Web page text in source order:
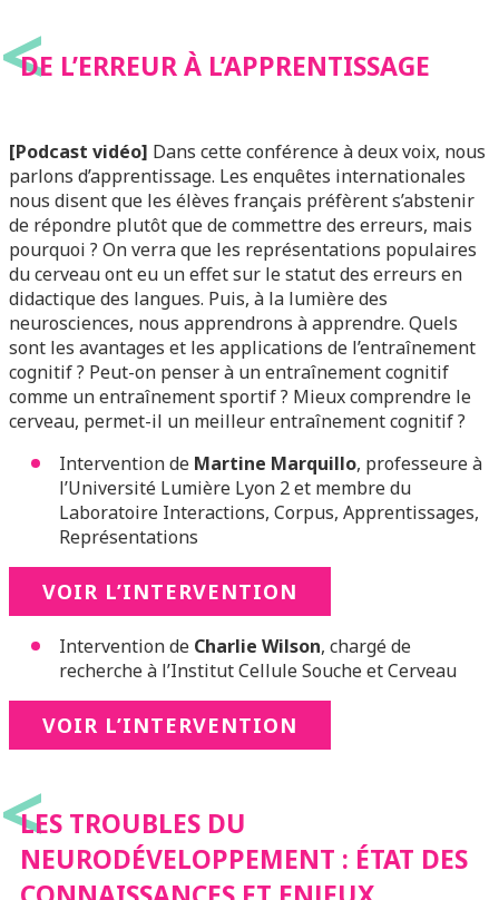
<
DE L’ERREUR À L’APPRENTISSAGE
[Podcast vidéo] Dans cette conférence à deux voix, nous
parlons d’apprentissage. Les enquêtes internationales
nous disent que les élèves français préfèrent s’abstenir
de répondre plutôt que de commettre des erreurs, mais
pourquoi ? On verra que les représentations populaires
du cerveau ont eu un effet sur le statut des erreurs en
didactique des langues. Puis, à la lumière des
neurosciences, nous apprendrons à apprendre. Quels
sont les avantages et les applications de l’entraînement
cognitif ? Peut-on penser à un entraînement cognitif
comme un entraînement sportif ? Mieux comprendre le
cerveau, permet-il un meilleur entraînement cognitif ?
Intervention de Martine Marquillo, professeure à
l’Université Lumière Lyon 2 et membre du
Laboratoire Interactions, Corpus, Apprentissages,
Représentations
VOIR L’INTERVENTION
Intervention de Charlie Wilson, chargé de
recherche à l’Institut Cellule Souche et Cerveau
VOIR L’INTERVENTION
<
LES TROUBLES DU
NEURODÉVELOPPEMENT : ÉTAT DES